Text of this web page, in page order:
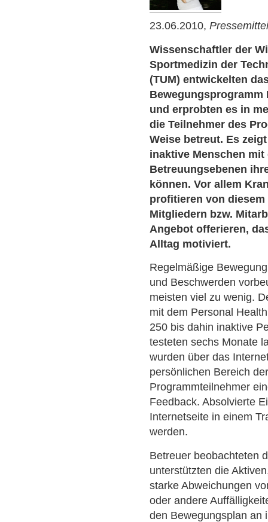
23.06.2010,
Wissenschaftler der
Sportmedizin der
(TUM) entwickelten
Bewegungsprogramm
und erprobten es in
die Teilnehmer des
Weise betreut. Es
inaktive Menschen
Betreuungsebenen
können. Vor allem
profitieren von
Mitgliedern bzw.
Angebot offerieren,
Alltag motiviert.
Regelmäßige
und Beschwerden
meisten viel zu wenig.
mit dem Personal
250 bis dahin inaktive
testeten sechs Monate
wurden über das
persönlichen Bereich
Programmteilnehmer
Feedback. Absolvierte
Internetseite in einem
werden.
Betreuer beobachteten
unterstützten die
starke Abweichungen
oder andere
den Bewegungsplan an